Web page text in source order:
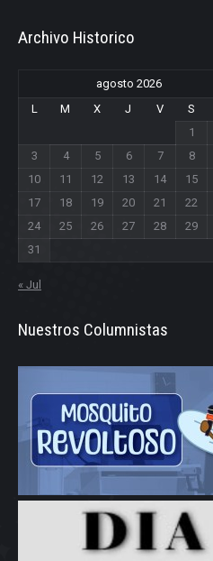
Archivo Historico
agosto 2026
L
M X J V S
1
3
4 5 6 7 8
10
11 12 13 14 15
17
18 19 20 21 22
24
25 26 27 28 29
31
« Jul
Nuestros Columnistas